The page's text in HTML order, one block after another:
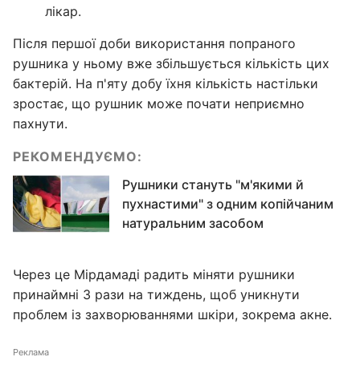
лікар.
Після першої доби використання попраного
рушника у ньому вже збільшується кількість цих
бактерій. На п'яту добу їхня кількість настільки
зростає, що рушник може почати неприємно
пахнути.
РЕКОМЕНДУЄМО:
Рушники стануть "м'якими й
пухнастими" з одним копійчаним
натуральним засобом
Через це Мірдамаді радить міняти рушники
принаймні 3 рази на тиждень, щоб уникнути
проблем із захворюваннями шкіри, зокрема акне.
Реклама